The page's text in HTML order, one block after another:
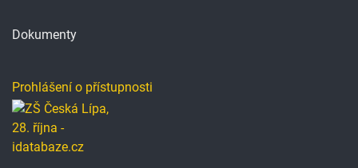
Dokumenty
Prohlášení o přístupnosti